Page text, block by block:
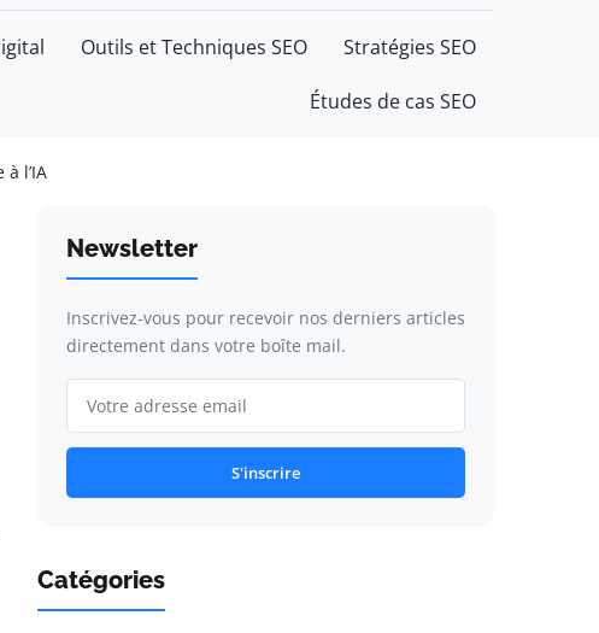
Outils et Techniques SEO Stratégies SEO
Études de cas SEO
l’IA
Newsletter
Inscrivez-vous pour recevoir nos derniers articles
directement dans votre boîte mail.
S'inscrire
Catégories